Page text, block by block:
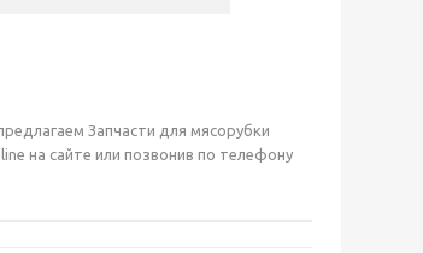
Запчасти для мясорубки
на сайте или позвонив по телефону